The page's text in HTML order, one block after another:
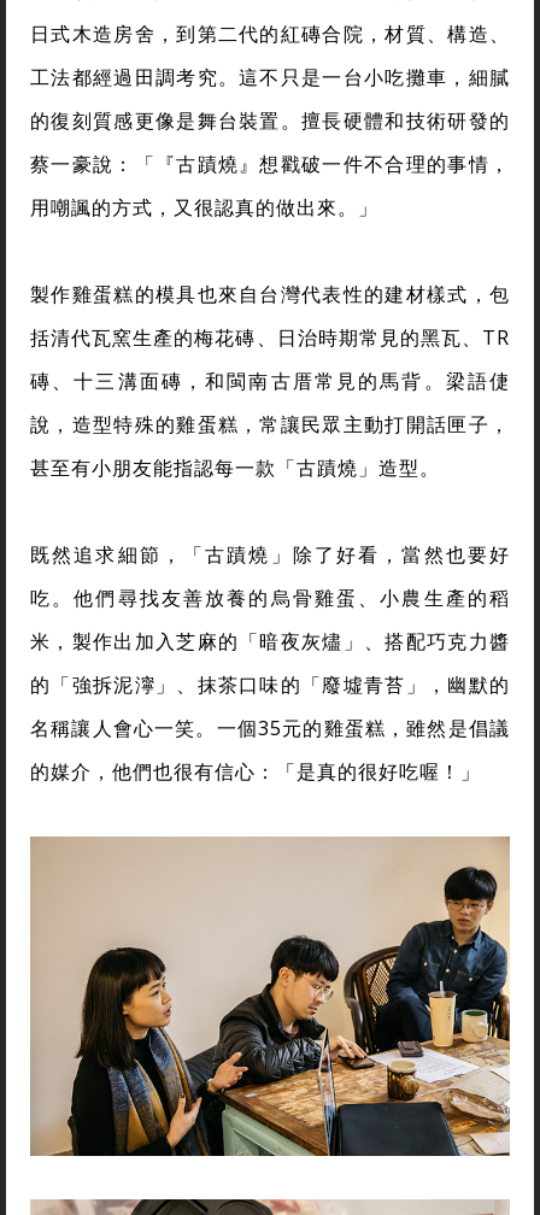
日式木造房舍，到第二代的紅磚合院，材質、構造、
工法都經過田調考究。這不只是一台小吃攤車，細膩
的復刻質感更像是舞台裝置。擅長硬體和技術研發的
蔡一豪說：「『古蹟燒』想戳破一件不合理的事情，
用嘲諷的方式，又很認真的做出來。」
製作雞蛋糕的模具也來自台灣代表性的建材樣式，包
括清代瓦窯生產的梅花磚、日治時期常見的黑瓦、TR
磚、十三溝面磚，和閩南古厝常見的馬背。梁語倢
說，造型特殊的雞蛋糕，常讓民眾主動打開話匣子，
甚至有小朋友能指認每一款「古蹟燒」造型。
既然追求細節，「古蹟燒」除了好看，當然也要好
吃。他們尋找友善放養的烏骨雞蛋、小農生產的稻
米，製作出加入芝麻的「暗夜灰燼」、搭配巧克力醬
的「強拆泥濘」、抹茶口味的「廢墟青苔」，幽默的
名稱讓人會心一笑。一個35元的雞蛋糕，雖然是倡議
的媒介，他們也很有信心：「是真的很好吃喔！」